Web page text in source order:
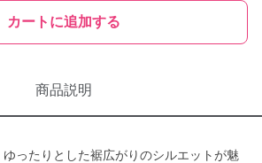
カートに追加する
商品説明
ったりとした裾広がりのシルエットが魅